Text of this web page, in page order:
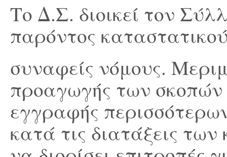
Το Δ.Σ. διοικεί τον
παρόντος
συναφείς νόμους.
προαγωγής των σκοπών
εγγραφής
κατά τις διατάξεις